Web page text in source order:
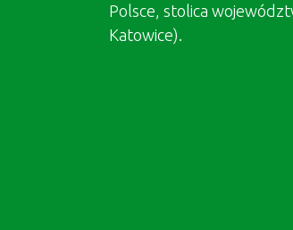
Polsce, stolica
Katowice).